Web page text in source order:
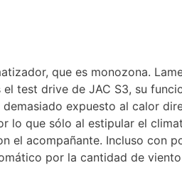
que es monozona.
test drive de JAC S3, su
expuesto al calor
lo que sólo al estipular el
el acompañante. Incluso con
por la cantidad de